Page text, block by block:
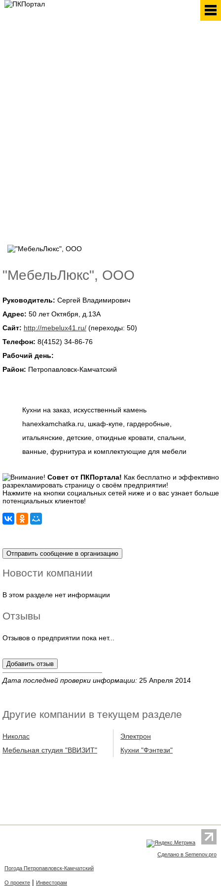
"МебельЛюкс", ООО
Руководитель: Сергей Владимирович
Адрес: 50 лет Октября, д.13А
Сайт: http://mebelux41.ru/ (переходы: 50)
Телефон: 8(4152) 34-86-76
Рабочий день:
Район: Петропавловск-Камчатский
Кухни на заказ, искусственный камень
hanexkamchatka.ru, шкаф-купе, гардеробные,
итальянские, детские, откидные кровати, спальни,
ванные, фурнитура и комплектующие для мебели
Совет от ПКПортала! Как бесплатно и эффективно
разрекламировать страницу о своём предприятии!
Нажмите на кнопки социальных сетей ниже и о вас узнает больше
потенциальных клиентов!
Новости компании
В этом разделе нет информации
Отзывы
Отзывов о предприятии пока нет...
Дата последней проверки информации: 25 Апреля 2014
Другие компании в текущем разделе
Николас
Мебельная студия "ВВИЗИТ"
Электрон
Кухни "Фэнтези"
Сделано в Semenov.pro
Погода Петропавловск-Камчатский
О проекте| Инвесторам